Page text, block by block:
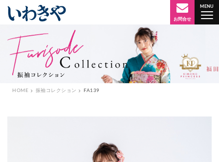
MENU
お問合せ
横浜・横須賀で成人式の振袖レンタ
HOME 振袖コレクション FA139